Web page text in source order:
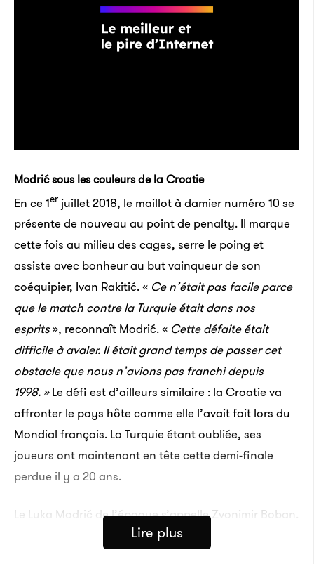
Modrić sous les couleurs de la Croatie
En ce 1er juillet 2018, le maillot à damier numéro 10 se
présente de nouveau au point de penalty. Il marque
cette fois au milieu des cages, serre le poing et
assiste avec bonheur au but vainqueur de son
coéquipier, Ivan Rakitić. « Ce n’était pas facile parce
que le match contre la Turquie était dans nos
esprits», reconnaît Modrić. « Cette défaite était
difficile à avaler. Il était grand temps de passer cet
obstacle que nous n’avions pas franchi depuis
1998. »Le défi est d’ailleurs similaire : la Croatie va
affronter le pays hôte comme elle l’avait fait lors du
Mondial français. La Turquie étant oubliée, ses
joueurs ont maintenant en tête cette demi-finale
perdue il y a 20 ans.
Le Luka Modrić de l’époque s’appelle Zvonimir Boban.
Lui aussi capitaine et numéro 10, le milieu du Milan
Lire plus